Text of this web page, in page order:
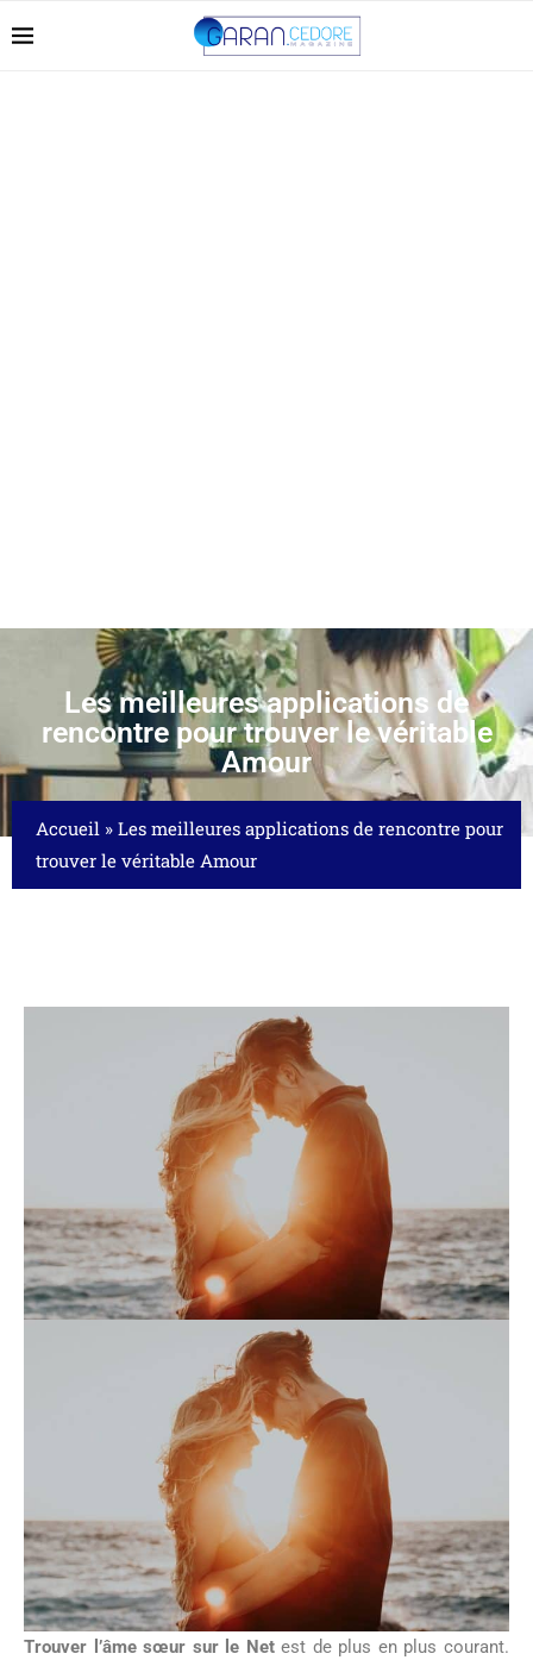
Les meilleures applications de
rencontre pour trouver le véritable
Amour
Accueil » Les meilleures applications de rencontre pour
trouver le véritable Amour
Trouver l’âme sœur sur le Netest de plus en plus courant.